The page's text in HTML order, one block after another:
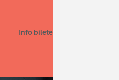
Info bilete